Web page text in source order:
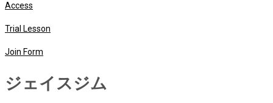
Access
Trial Lesson
Join Form
ジェイスジム